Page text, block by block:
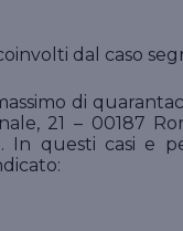
dal caso
di
21 – 00187
In questi casi e